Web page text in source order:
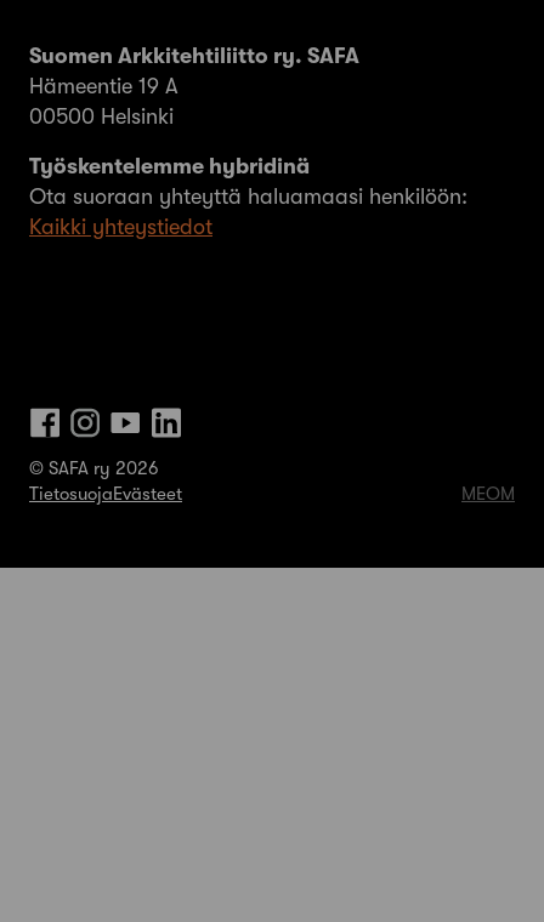
Suomen Arkkitehtiliitto ry. SAFA
Hämeentie 19 A
00500 Helsinki
Työskentelemme hybridinä
Ota suoraan yhteyttä haluamaasi henkilöön:
Kaikki yhteystiedot
© SAFA ry 2026
TietosuojaEvästeet MEOM